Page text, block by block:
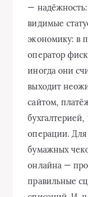
— надёжность:
видимые
экономику: в
оператор
иногда они
выходит
сайтом,
операции.
бумажных
онлайна —
правильные